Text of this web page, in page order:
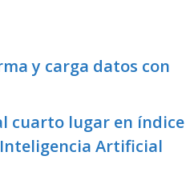
y carga datos con
cuarto lugar en índice
Artificial